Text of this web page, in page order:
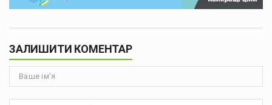
ЗАЛИШИТИ КОМЕНТАР